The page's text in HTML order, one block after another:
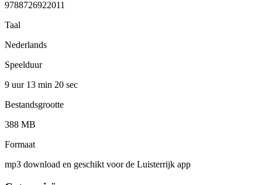
9788726922011
Taal
Nederlands
Speelduur
9 uur 13 min 20 sec
Bestandsgrootte
388 MB
Formaat
mp3 download en geschikt voor de Luisterrijk app